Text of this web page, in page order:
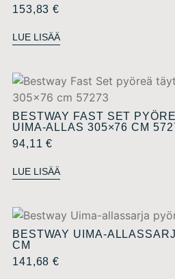
153,83€
LUE LISÄÄ
BESTWAY FAST SET
UIMA-ALLAS 305×76 CM
94,11€
LUE LISÄÄ
BESTWAY UIMA-
CM
141,68€